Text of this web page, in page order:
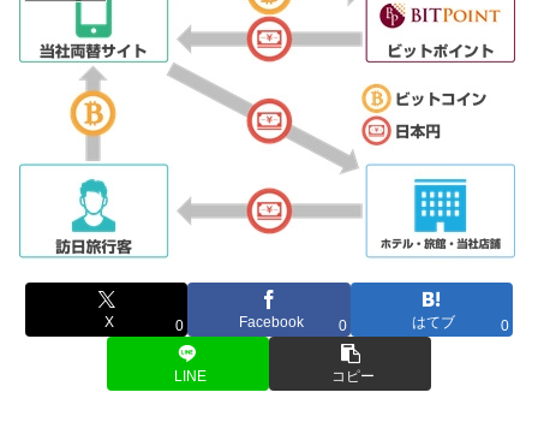
X 0 Facebook 0 はてブ 0
LINE コピー